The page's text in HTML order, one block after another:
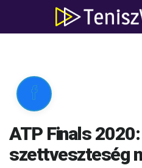

ATP Finals
szettveszteség